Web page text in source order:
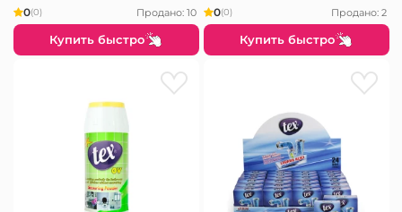
0(0) Продано: 10
Купить быстро
0(0) Продано: 2
Купить быстро